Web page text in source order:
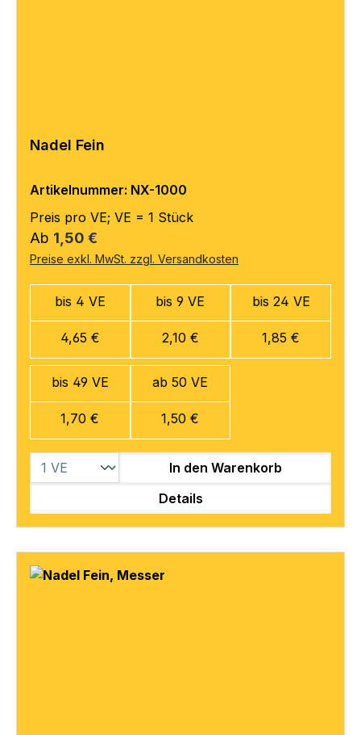
Nadel Fein
Artikelnummer: NX-1000
Preis pro VE; VE = 1 Stück
Regulärer Preis:
Ab 1,50 €
Preise exkl. MwSt. zzgl. Versandkosten
bis 4 VE
4,65 €
bis 9 VE
2,10 €
bis 24 VE
1,85 €
bis 49 VE
1,70 €
ab 50 VE
1,50 €
In den Warenkorb
Details